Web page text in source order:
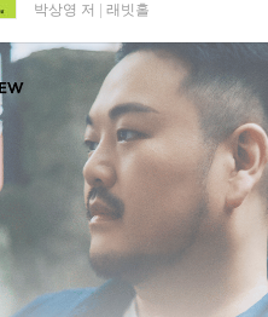
박상영 저 래빗홀